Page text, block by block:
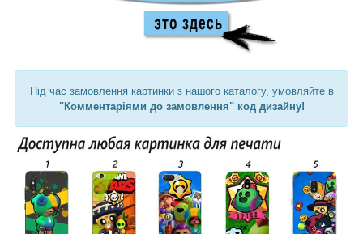
Під час замовлення картинки з нашого каталогу, умовляйте в
"Комментаріями до замовлення" код дизайну!